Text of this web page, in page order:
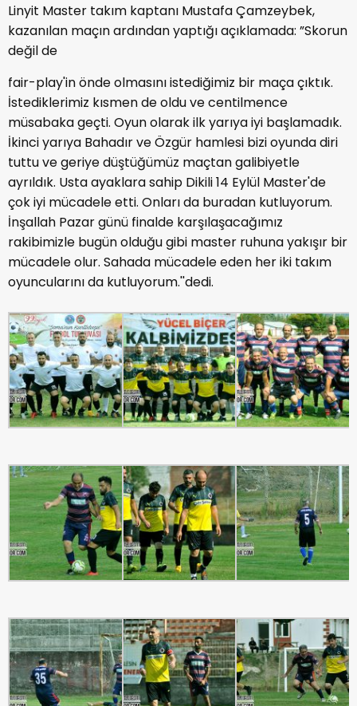
Linyit Master takım kaptanı Mustafa Çamzeybek,
kazanılan maçın ardından yaptığı açıklamada: ”Skorun
değil de
fair-play'in önde olmasını istediğimiz bir maça çıktık.
İstediklerimiz kısmen de oldu ve centilmence
müsabaka geçti. Oyun olarak ilk yarıya iyi başlamadık.
İkinci yarıya Bahadır ve Özgür hamlesi bizi oyunda diri
tuttu ve geriye düştüğümüz maçtan galibiyetle
ayrıldık. Usta ayaklara sahip Dikili 14 Eylül Master'de
çok iyi mücadele etti. Onları da buradan kutluyorum.
İnşallah Pazar günü finalde karşılaşacağımız
rakibimizle bugün olduğu gibi master ruhuna yakışır bir
mücadele olur. Sahada mücadele eden her iki takım
oyuncularını da kutluyorum.''dedi.